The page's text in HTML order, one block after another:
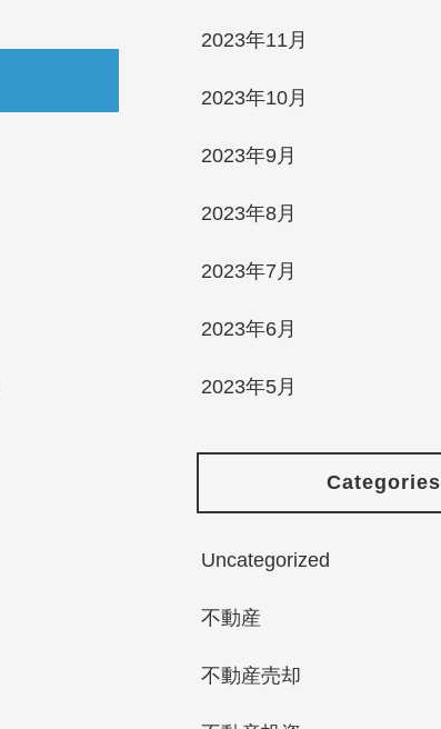
2023年11月
2023年10月
2023年9月
2023年8月
2023年7月
2023年6月
2023年5月
Categories
Uncategorized
不動産
不動産売却